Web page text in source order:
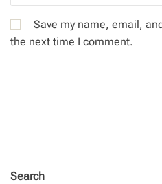
Save my name, email,
the next time I comment.
Search